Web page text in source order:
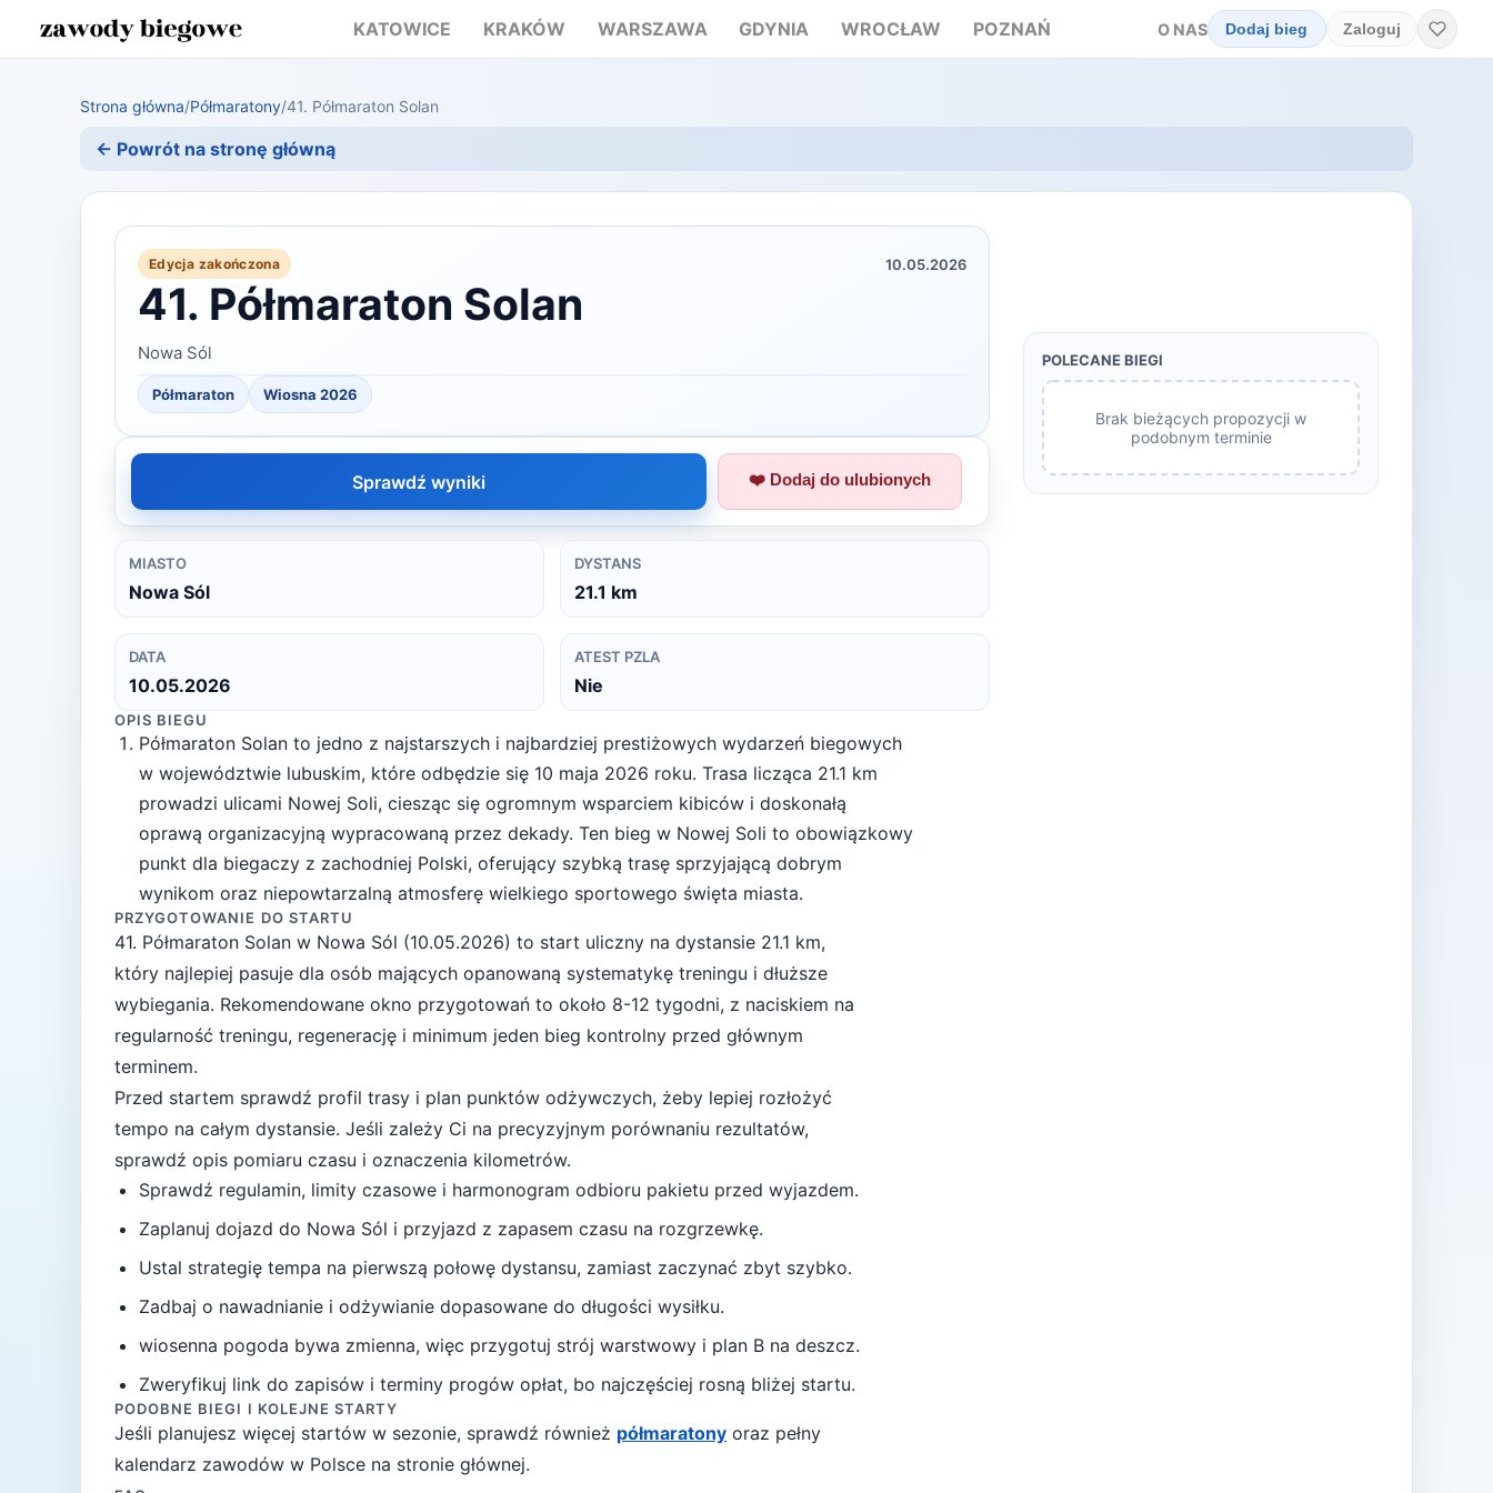
KATOWICE KRAKÓW WARSZAWA GDYNIA WROCŁAW POZNAŃ O NAS Dodaj bieg Zaloguj
Strona główna/Półmaratony/41. Półmaraton Solan
← Powrót na stronę główną
Edycja zakończona 10.05.2026
41. Półmaraton Solan
Nowa Sól
Półmaraton Wiosna 2026
Sprawdź wyniki ❤️ Dodaj do ulubionych
MIASTO
Nowa Sól
DYSTANS
21.1 km
DATA
10.05.2026
ATEST PZLA
Nie
OPIS BIEGU
Półmaraton Solan to jedno z najstarszych i najbardziej prestiżowych wydarzeń biegowych
w województwie lubuskim, które odbędzie się 10 maja 2026 roku. Trasa licząca 21.1 km
prowadzi ulicami Nowej Soli, ciesząc się ogromnym wsparciem kibiców i doskonałą
oprawą organizacyjną wypracowaną przez dekady. Ten bieg w Nowej Soli to obowiązkowy
punkt dla biegaczy z zachodniej Polski, oferujący szybką trasę sprzyjającą dobrym
wynikom oraz niepowtarzalną atmosferę wielkiego sportowego święta miasta.
PRZYGOTOWANIE DO STARTU
41. Półmaraton Solan w Nowa Sól (10.05.2026) to start uliczny na dystansie 21.1 km,
który najlepiej pasuje dla osób mających opanowaną systematykę treningu i dłuższe
wybiegania. Rekomendowane okno przygotowań to około 8-12 tygodni, z naciskiem na
regularność treningu, regenerację i minimum jeden bieg kontrolny przed głównym
terminem.
Przed startem sprawdź profil trasy i plan punktów odżywczych, żeby lepiej rozłożyć
tempo na całym dystansie. Jeśli zależy Ci na precyzyjnym porównaniu rezultatów,
sprawdź opis pomiaru czasu i oznaczenia kilometrów.
Sprawdź regulamin, limity czasowe i harmonogram odbioru pakietu przed wyjazdem.
Zaplanuj dojazd do Nowa Sól i przyjazd z zapasem czasu na rozgrzewkę.
Ustal strategię tempa na pierwszą połowę dystansu, zamiast zaczynać zbyt szybko.
Zadbaj o nawadnianie i odżywianie dopasowane do długości wysiłku.
wiosenna pogoda bywa zmienna, więc przygotuj strój warstwowy i plan B na deszcz.
Zweryfikuj link do zapisów i terminy progów opłat, bo najczęściej rosną bliżej startu.
PODOBNE BIEGI I KOLEJNE STARTY
Jeśli planujesz więcej startów w sezonie, sprawdź również półmaratony oraz pełny
kalendarz zawodów w Polsce na stronie głównej.
POLECANE BIEGI
Brak bieżących propozycji w
podobnym terminie